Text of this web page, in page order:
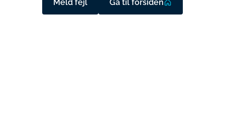
Meld fejl Gå til forsiden